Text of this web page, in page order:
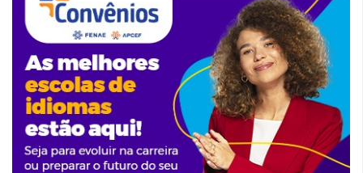
especiais
APCEF/SP